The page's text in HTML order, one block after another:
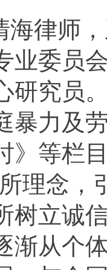
海律师
业委员
研究员
暴力及
》等栏
理念，
树立诚
渐从个